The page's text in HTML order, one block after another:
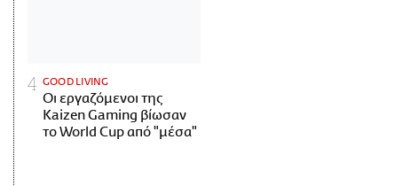
GOOD LIVING
Οι εργαζόμενοι της
Kaizen Gaming βίωσαν
το World Cup από "μέσα"